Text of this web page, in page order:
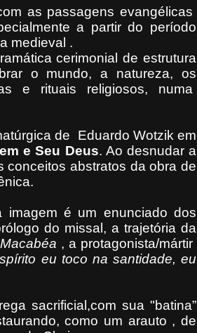
as passagens evangélicas
a partir do período
medieval .
cerimonial de estrutura
o mundo, a natureza, os
e rituais religiosos, numa
de
Eduardo Wotzik em
e Seu Deus. Ao desnudar a
conceitos abstratos da obra de
imagem é um enunciado dos
do missal, a trajetória da
Macabéa , a protagonista/mártir
eu toco na santidade, eu
sacrificial,com sua "batina”
como um arauto , de